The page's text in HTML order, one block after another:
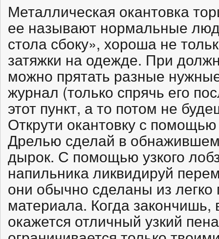
Металлическая окантовка
ее называют нормальные
стола сбоку», хороша не
затяжки на одежде. При
можно прятать разные
журнал (только спрячь его
этот пункт, а то потом не
Открути окантовку с
Дрелью сделай в
дырок. С помощью узкого
напильника ликвидируй
они обычно сделаны из
материала. Когда
окажется отличный узкий